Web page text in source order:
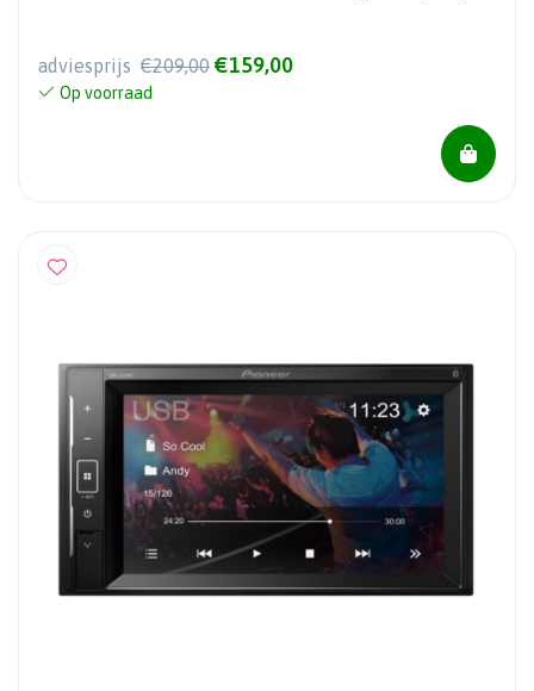
adviesprijs €209,00 €159,00
Op voorraad